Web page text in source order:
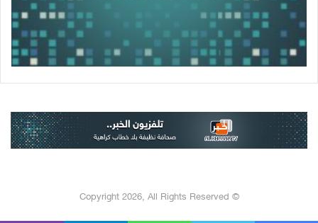
© Copyright 2026, All Rights Reserved